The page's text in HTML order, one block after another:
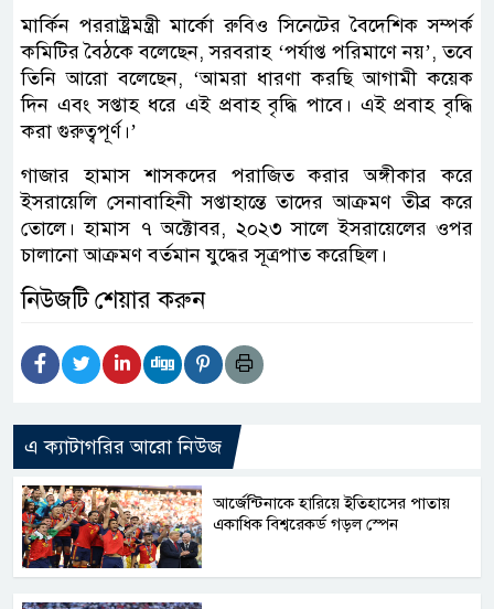
মার্কিন পররাষ্ট্রমন্ত্রী মার্কো রুবিও সিনেটের বৈদেশিক সম্পর্ক
কমিটির বৈঠকে বলেছেন, সরবরাহ ‘পর্যাপ্ত পরিমাণে নয়’, তবে
তিনি আরো বলেছেন, ‘আমরা ধারণা করছি আগামী কয়েক
দিন এবং সপ্তাহ ধরে এই প্রবাহ বৃদ্ধি পাবে। এই প্রবাহ বৃদ্ধি
করা গুরুত্বপূর্ণ।’
গাজার হামাস শাসকদের পরাজিত করার অঙ্গীকার করে
ইসরায়েলি সেনাবাহিনী সপ্তাহান্তে তাদের আক্রমণ তীব্র করে
তোলে। হামাস ৭ অক্টোবর, ২০২৩ সালে ইসরায়েলের ওপর
চালানো আক্রমণ বর্তমান যুদ্ধের সূত্রপাত করেছিল।
নিউজটি শেয়ার করুন
এ ক্যাটাগরির আরো নিউজ
আর্জেন্টিনাকে হারিয়ে ইতিহাসের পাতায়
একাধিক বিশ্বরেকর্ড গড়ল স্পেন